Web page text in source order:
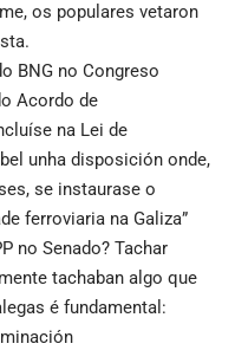
os populares vetaron
BNG no Congreso
Acordo de
na Lei de
unha disposición onde,
se instaurase o
ferroviaria na Galiza”
no Senado? Tachar
tachaban algo que
é fundamental: